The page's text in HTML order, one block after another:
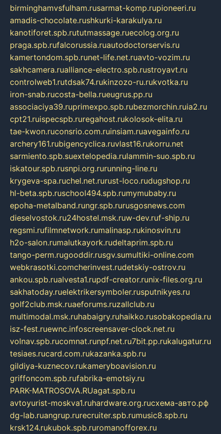
birminghamvsfulham.rusarmat-komp.rupioneeri.ru
amadis-chocolate.rushkurki-karakulya.ru
kanotiforet.spb.rututmassage.ruecolog.org.ru
praga.spb.rufalcorussia.ruautodoctorservis.ru
kamertondom.spb.runet-life.net.ruavto-vozim.ru
sakhcamera.rualliance-electro.spb.rustroyavt.ru
controlweb1.rutdsak74.rukinzozo-ru.rukvotka.ru
iron-snab.rucosta-bella.rueugrus.pp.ru
associaciya39.ruprimexpo.spb.rubezmorchin.ruia2.ru
cpt21.ruispecspb.ruregahost.rukolosok-elita.ru
tae-kwon.ruconsrio.com.ruinsiam.ruavegainfo.ru
archery161.rubigencyclica.ruvlast16.rukorru.net
sarmiento.spb.suextelopedia.rulammin-suo.spb.ru
iskatour.spb.rusnpi.org.rurunning-line.ru
krygeva-spa.ruchel.net.rurust-loco.rudugshop.ru
hl-beta.spb.ruschool494.spb.rumymubaby.ru
epoha-metalband.rungr.spb.rurusgosnews.com
dieselvostok.ru24hostel.msk.ruw-dev.ruf-ship.ru
regsmi.rufilmnetwork.rumalinasp.rukinosvin.ru
h2o-salon.rumalutkayork.rudeltaprim.spb.ru
tango-perm.rugooddir.rusgv.sumultiki-online.com
webkrasotki.comcherinvest.rudetskiy-ostrov.ru
ankou.spb.rualvesta1.rupdf-creator.runix-files.org.ru
sakhatoday.ruelektrikersymboler.rusputnikyes.ru
golf2club.msk.ruaeforums.ruzallclub.ru
multimodal.msk.ruhabaigry.ruhaikko.rusobakopedia.ru
isz-fest.ruewnc.infoscreensaver-clock.net.ru
volnav.spb.rucomnat.runpf.net.ru7bit.pp.rukalugatur.ru
tesiaes.rucard.com.rukazanka.spb.ru
gildiya-kuznecov.rukameryboavision.ru
griffoncom.spb.rufabrika-emotsiy.ru
PARK-MATROSOVA.RUagat.spb.ru
avtoyurist-moskva1.ruhardware.org.ruсхема-авто.рф
dg-lab.ruangrup.rurecruiter.spb.rumusic8.spb.ru
krsk124.rukubok.spb.ruromanofforex.ru